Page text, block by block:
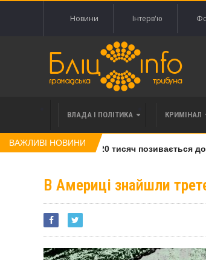
Новини Інтерв'ю
ВЛАДА І ПОЛІТИКА КРИМІНАЛ
ВАЖЛИВІ НОВИНИ
права вимоги за 120 тисяч позивається до
В Америці знайшли